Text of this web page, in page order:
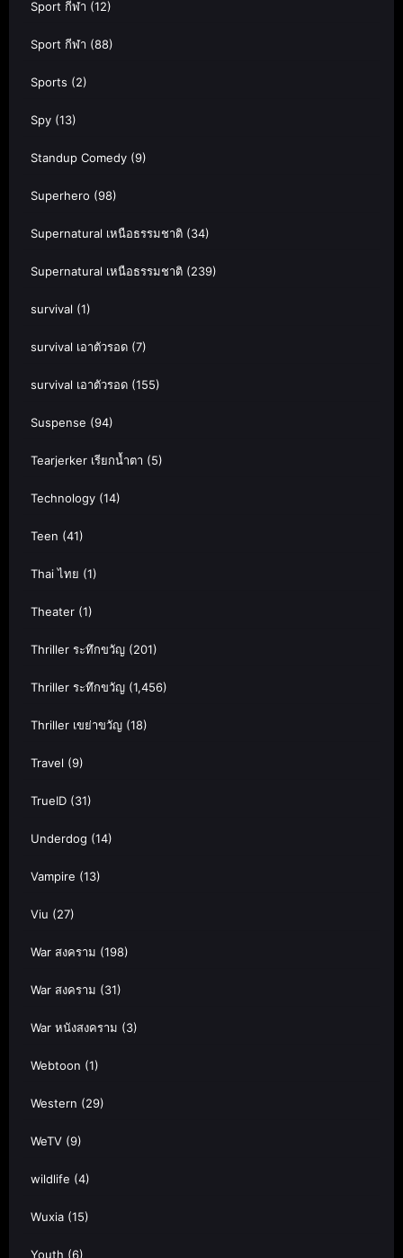
Sport กีฬา (12)
Sport กีฬา (88)
Sports (2)
Spy (13)
Standup Comedy (9)
Superhero (98)
Supernatural เหนือธรรมชาติ (34)
Supernatural เหนือธรรมชาติ (239)
survival (1)
survival เอาตัวรอด (7)
survival เอาตัวรอด (155)
Suspense (94)
Tearjerker เรียกน้ำตา (5)
Technology (14)
Teen (41)
Thai ไทย (1)
Theater (1)
Thriller ระทึกขวัญ (201)
Thriller ระทึกขวัญ (1,456)
Thriller เขย่าขวัญ (18)
Travel (9)
TrueID (31)
Underdog (14)
Vampire (13)
Viu (27)
War สงคราม (198)
War สงคราม (31)
War หนังสงคราม (3)
Webtoon (1)
Western (29)
WeTV (9)
wildlife (4)
Wuxia (15)
Youth (6)